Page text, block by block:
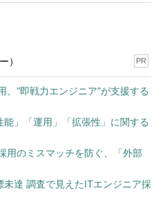
） PR
“即戦力エンジニア”が支援する
」「運用」「拡張性」に関する
用のミスマッチを防ぐ、「外部
達 調査で見えたITエンジニア採